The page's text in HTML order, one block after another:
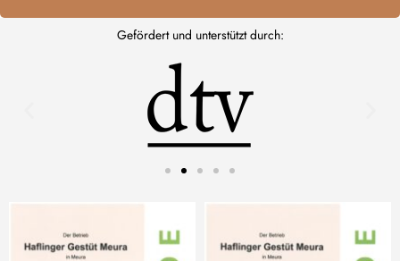
Gefördert und unterstützt durch: